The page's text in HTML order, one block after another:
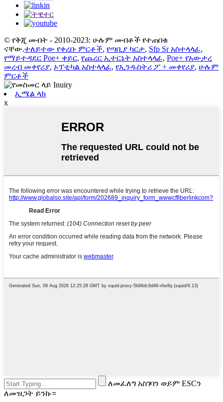
© የቅጂ መብት - 2010-2023: ሁሉም መብቶች የተጠበቁ
ናቸው.ተለይተው የቀረቡ ምርቶች, የጣቢያ ካርታ, Sfp Sr አስተላላፊ,
የማይተዳደር Poe+ ቀይር, የጨረር ኢተርኔት አስተላላፊ, Poe+ የአውታረ
መረብ መቀየሪያ, ኦፕቲካል አስተላላፊ, የኢንዱስትሪ ፖ + መቀየሪያ, ሁሉም
ምርቶች
ኢሜል ላክ
x
ለመፈለግ አስገባን ወይም ESCን
ለመዝጋት ይንኩ።